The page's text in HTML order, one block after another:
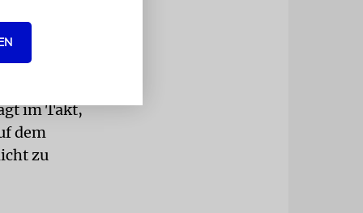
An
im Takt,
dem
zu